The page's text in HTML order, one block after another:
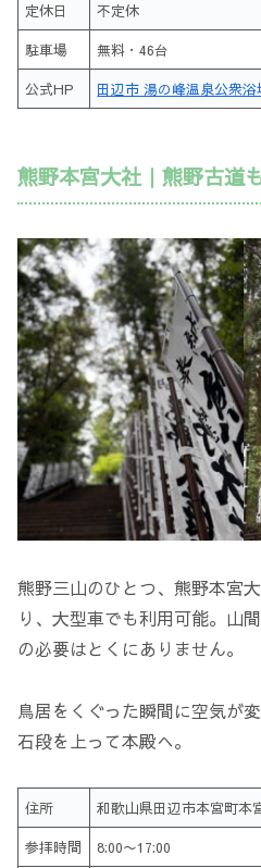
定休日 不定休
駐車場 無料・46台
公式HP 田辺市 湯の峰温泉公衆浴
熊野本宮大社｜熊野古道
熊野三山のひとつ、熊野本宮
り、大型車でも利用可能。山
の必要はとくにありません。
鳥居をくぐった瞬間に空気が
石段を上って本殿へ。
住所 和歌山県田辺市本宮町本
参拝時間 8:00〜17:00